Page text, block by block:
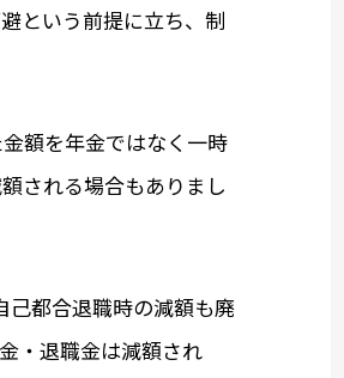
という前提に立ち、制
額を年金ではなく一時
される場合もありまし
己都合退職時の減額も廃
・退職金は減額され